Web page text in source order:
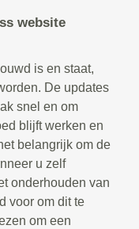
website
is en staat,
De updates
snel en om
blijft werken en
belangrijk om de
u zelf
onderhouden van
voor om dit te
om een